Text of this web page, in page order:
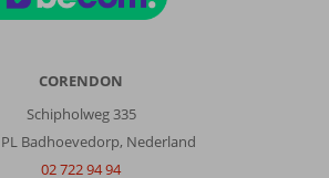
CORENDON
Schipholweg 335
PL Badhoevedorp, Nederland
02 722 94 94